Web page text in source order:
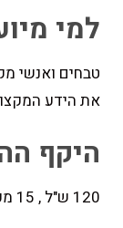
למי
טבחים ואנשי
את הידע
היקף
120 ש"ל , 15 מפגשים , בין השעות 08:00-15:00